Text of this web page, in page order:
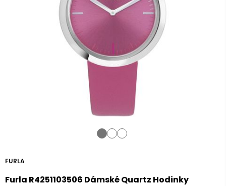
FURLA
Furla R4251103506 Dámské Quartz Hodinky